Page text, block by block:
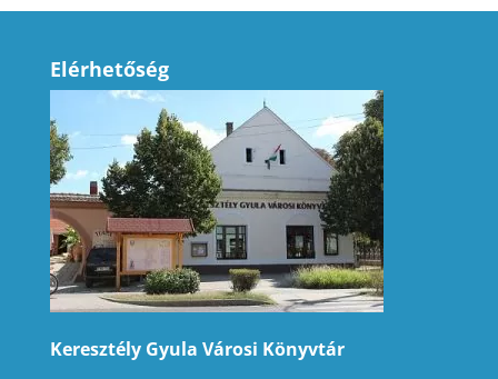
Elérhetőség
Keresztély Gyula Városi Könyvtár